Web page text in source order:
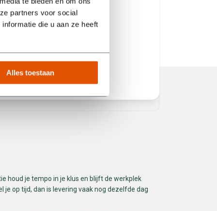
partners voor social
die u aan ze heeft
Alles toestaan
Erik van Manen
houd je tempo in je klus en blijft de werkplek
op tijd, dan is levering vaak nog dezelfde dag